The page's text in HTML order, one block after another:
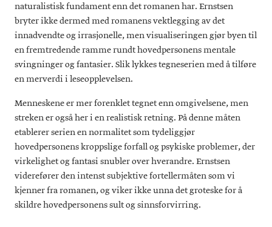
Albert?(2013). Tegneseriene hans er oversatt til flere språk,
som tysk, polsk og svensk.
http://www.martinernstsen.com/
naturalistisk fundament enn det romanen har. Ernstsen
bryter ikke dermed med romanens vektlegging av det
innadvendte og irrasjonelle, men visualiseringen gjør byen til
en fremtredende ramme rundt hovedpersonens mentale
svingninger og fantasier. Slik lykkes tegneserien med å tilføre
en merverdi i leseopplevelsen.
Menneskene er mer forenklet tegnet enn omgivelsene, men
streken er også her i en realistisk retning. På denne måten
etablerer serien en normalitet som tydeliggjør
hovedpersonens kroppslige forfall og psykiske problemer, der
virkelighet og fantasi snubler over hverandre. Ernstsen
viderefører den intenst subjektive fortellermåten som vi
kjenner fra romanen, og viker ikke unna det groteske for å
skildre hovedpersonens sult og sinnsforvirring.